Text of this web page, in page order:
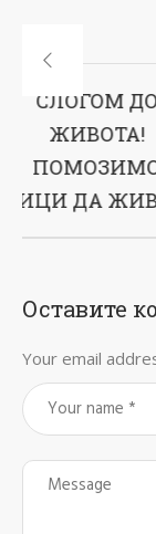
СЛОГОМ
ИЦИ ДА
Оставите
Your email